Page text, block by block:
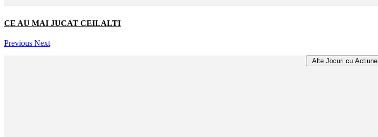
CE AU MAI JUCAT CEILALTI
Previous Next
Alte Jocuri cu Actiune